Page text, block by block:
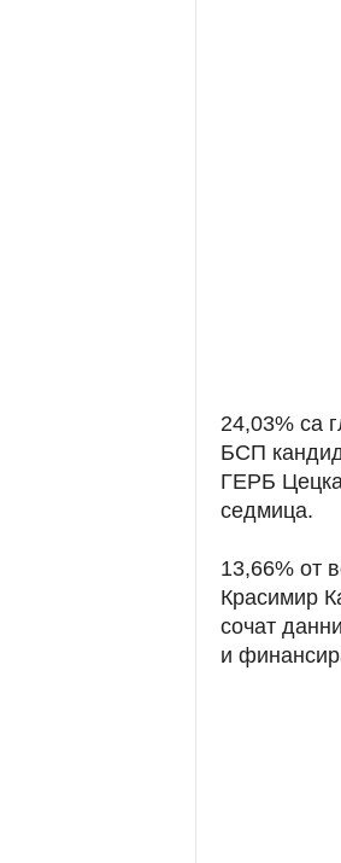
24,03% са
БСП
ГЕРБ
седмица.
13,66% от
Красимир
сочат
и